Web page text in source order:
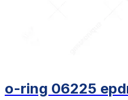
o-ring 06225